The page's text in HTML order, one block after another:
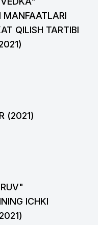
MANFAATLARI
QILISH TARTIBI
(2021)
ICHKI